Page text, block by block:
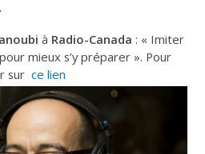
à Radio-Canada : « Imiter
mieux s’y préparer ». Pour
surce lien